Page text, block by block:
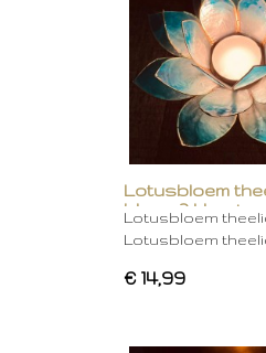
Lotusbloem
blauw 2 kleurig
Lotusbloem
Lotusbloem
€ 14,99